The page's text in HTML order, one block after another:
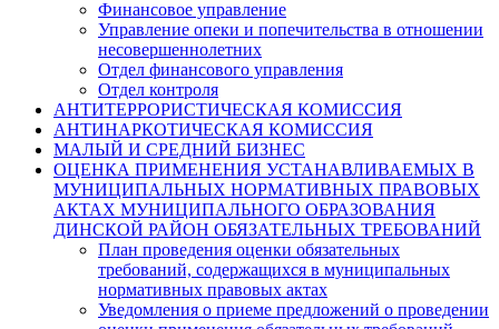
Финансовое управление
Управление опеки и попечительства в отношении
несовершеннолетних
Отдел финансового управления
Отдел контроля
АНТИТЕРРОРИСТИЧЕСКАЯ КОМИССИЯ
АНТИНАРКОТИЧЕСКАЯ КОМИССИЯ
МАЛЫЙ И СРЕДНИЙ БИЗНЕС
ОЦЕНКА ПРИМЕНЕНИЯ УСТАНАВЛИВАЕМЫХ В
МУНИЦИПАЛЬНЫХ НОРМАТИВНЫХ ПРАВОВЫХ
АКТАХ МУНИЦИПАЛЬНОГО ОБРАЗОВАНИЯ
ДИНСКОЙ РАЙОН ОБЯЗАТЕЛЬНЫХ ТРЕБОВАНИЙ
План проведения оценки обязательных
требований, содержащихся в муниципальных
нормативных правовых актах
Уведомления о приеме предложений о проведении